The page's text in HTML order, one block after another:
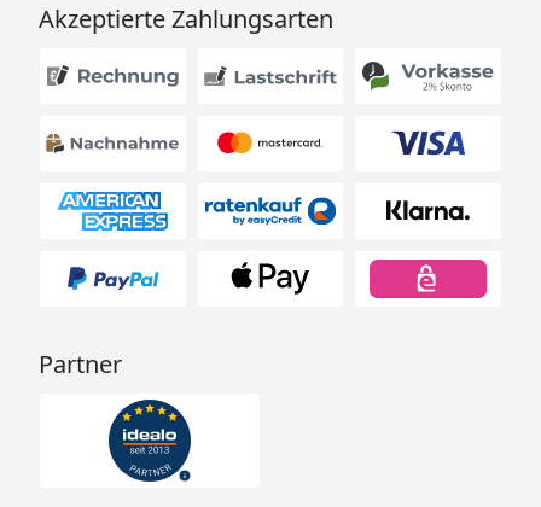
Akzeptierte Zahlungsarten
Partner